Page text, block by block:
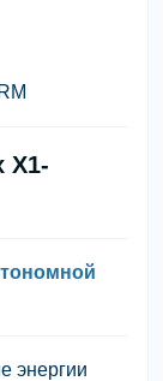
X1-
энергии